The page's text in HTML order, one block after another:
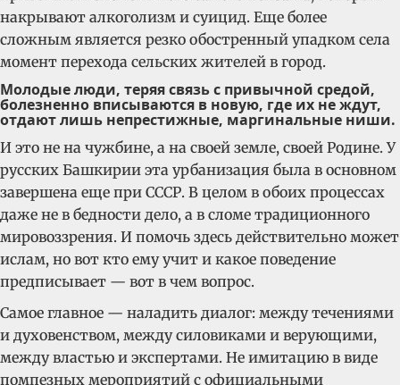
накрывают алкоголизм и суицид. Еще более
сложным является резко обостренный упадком села
момент перехода сельских жителей в город.
Молодые люди, теряя связь с привычной средой,
болезненно вписываются в новую, где их не ждут,
отдают лишь непрестижные, маргинальные ниши.
И это не на чужбине, а на своей земле, своей Родине. У
русских Башкирии эта урбанизация была в основном
завершена еще при СССР. В целом в обоих процессах
даже не в бедности дело, а в сломе традиционного
мировоззрения. И помочь здесь действительно может
ислам, но вот кто ему учит и какое поведение
предписывает — вот в чем вопрос.
Самое главное — наладить диалог: между течениями
и духовенством, между силовиками и верующими,
между властью и экспертами. Не имитацию в виде
помпезных мероприятий с официальными